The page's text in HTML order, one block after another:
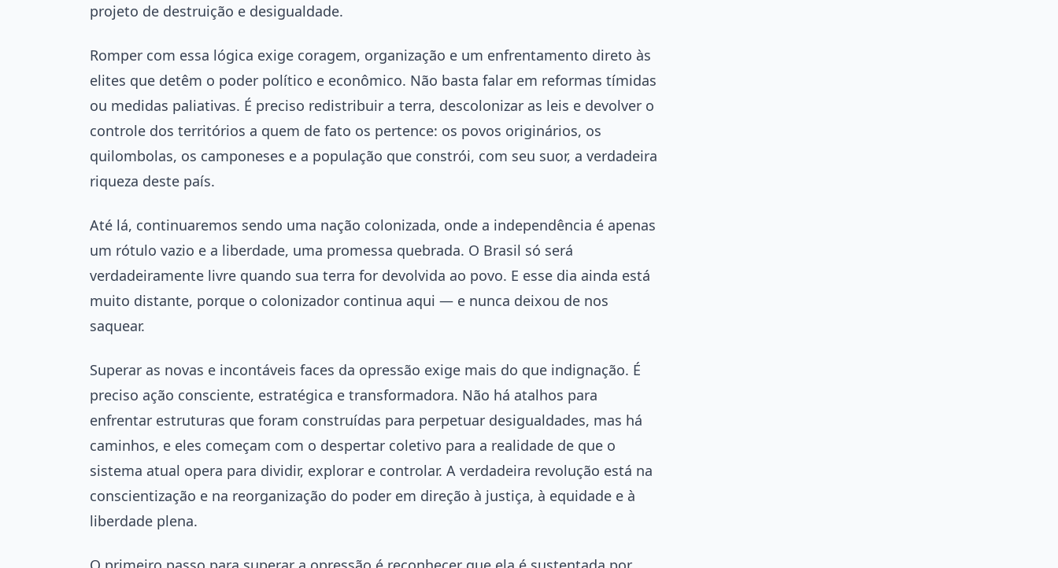
projeto de destruição e desigualdade.
Romper com essa lógica exige coragem, organização e um enfrentamento direto às
elites que detêm o poder político e econômico. Não basta falar em reformas tímidas
ou medidas paliativas. É preciso redistribuir a terra, descolonizar as leis e devolver o
controle dos territórios a quem de fato os pertence: os povos originários, os
quilombolas, os camponeses e a população que constrói, com seu suor, a verdadeira
riqueza deste país.
Até lá, continuaremos sendo uma nação colonizada, onde a independência é apenas
um rótulo vazio e a liberdade, uma promessa quebrada. O Brasil só será
verdadeiramente livre quando sua terra for devolvida ao povo. E esse dia ainda está
muito distante, porque o colonizador continua aqui — e nunca deixou de nos
saquear.
Superar as novas e incontáveis faces da opressão exige mais do que indignação. É
preciso ação consciente, estratégica e transformadora. Não há atalhos para
enfrentar estruturas que foram construídas para perpetuar desigualdades, mas há
caminhos, e eles começam com o despertar coletivo para a realidade de que o
sistema atual opera para dividir, explorar e controlar. A verdadeira revolução está na
conscientização e na reorganização do poder em direção à justiça, à equidade e à
liberdade plena.